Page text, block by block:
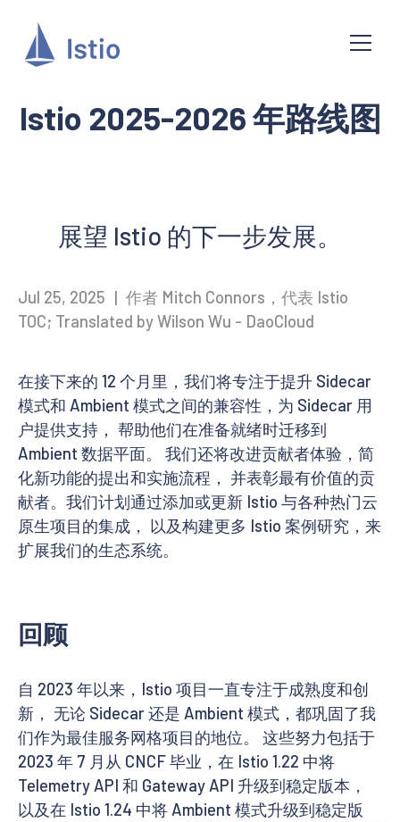
Istio 2025-2026 年路线图
展望 Istio 的下一步发展。
Jul 25, 2025 | 作者 Mitch Connors，代表 Istio
TOC; Translated by Wilson Wu - DaoCloud
在接下来的 12 个月里，我们将专注于提升 Sidecar
模式和 Ambient 模式之间的兼容性，为 Sidecar 用
户提供支持， 帮助他们在准备就绪时迁移到
Ambient 数据平面。 我们还将改进贡献者体验，简
化新功能的提出和实施流程， 并表彰最有价值的贡
献者。我们计划通过添加或更新 Istio 与各种热门云
原生项目的集成， 以及构建更多 Istio 案例研究，来
扩展我们的生态系统。
回顾
自 2023 年以来，Istio 项目一直专注于成熟度和创
新， 无论 Sidecar 还是 Ambient 模式，都巩固了我
们作为最佳服务网格项目的地位。 这些努力包括于
2023 年 7 月从 CNCF 毕业，在 Istio 1.22 中将
Telemetry API 和 Gateway API 升级到稳定版本，
以及在 Istio 1.24 中将 Ambient 模式升级到稳定版